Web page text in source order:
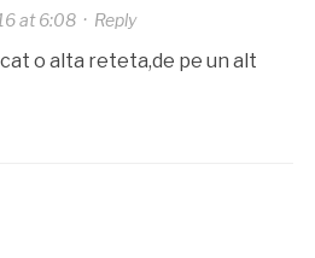
at 6:08· Reply
o alta reteta,de pe un alt